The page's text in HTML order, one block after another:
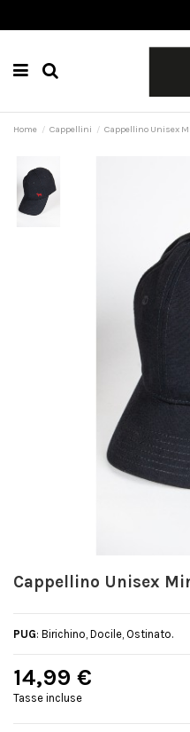
Home Cappellini Cappellino Unisex
Cappellino Unisex
PUG: Birichino, Docile, Ostinato.
14,99 €
Tasse incluse